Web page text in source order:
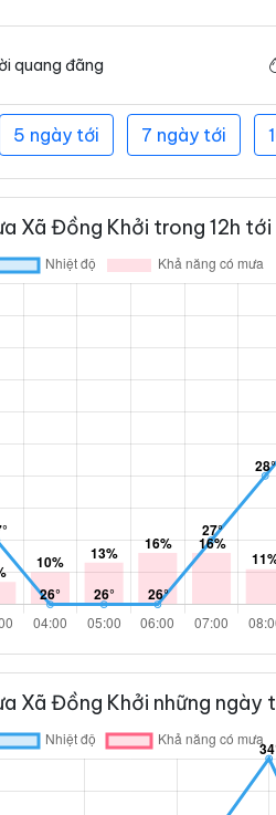
quang đãng
5 ngày tới 7 ngày tới
Xã Đồng Khởi trong 12h tới
Xã Đồng Khởi những ngày